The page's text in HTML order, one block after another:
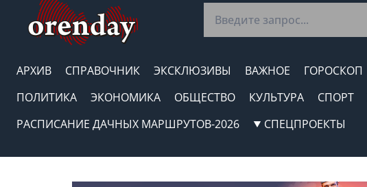
АРХИВ СПРАВОЧНИК ЭКСКЛЮЗИВЫ ВАЖНОЕ ГОРОСКОП
ПОЛИТИКА
ЭКОНОМИКА ОБЩЕСТВО КУЛЬТУРА СПОРТ
РАСПИСАНИЕ ДАЧНЫХ МАРШРУТОВ-2026
СПЕЦПРОЕКТЫ